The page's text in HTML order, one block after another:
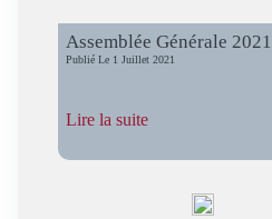
Assemblée Générale 2021
Publié Le 1 Juillet 2021
Lire la suite:
Générale